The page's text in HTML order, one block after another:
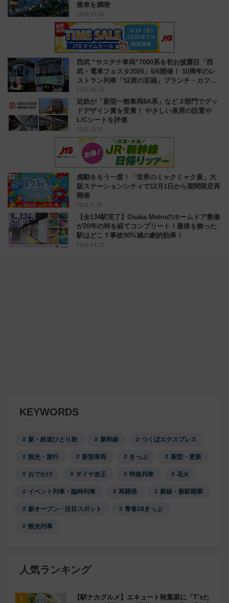
乗車を満喫
2026.07.05
西武 “サステナ車両”7000系を初お披露目「西
武・電車フェスタ2026」6/6開催！ 10周年のレ
ストラン列車「52席の至福」ブランチ・カフェ
も登場
2026.05.03
近鉄が「新型一般車両8A系」など３部門でグッ
ドデザイン賞を受賞！ やさしい座席の設置や
L/Cシートを評価
2025.10.24
感動をもう一度！「世界のミャクミャク展」大
阪ステーションシティで12月1日から期間限定再
開催
2025.11.28
【全134駅完了】Osaka Metroのホームドア整備
が20年の時を経てコンプリート！最後を飾った
駅はどこ？事故90%減の劇的効果！
2026.03.23
KEYWORDS
新・鉄道ひとり旅 新幹線 つくばエクスプレス
観光・旅行 新型車両 きっぷ 新型・更新
おでかけ ダイヤ改正 特急列車 花火
イベント列車・臨時列車 再開発 新線・新駅開業
新オープン・注目スポット 青春18きっぷ
観光列車
人気ランキング
【駅ナカグルメ】エキュート秋葉原に「T’sた